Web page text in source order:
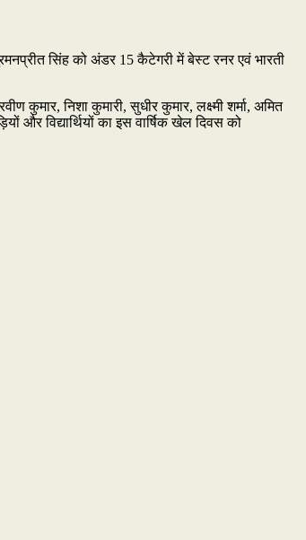
सिंह को अंडर 15 कैटेगरी में बेस्ट रनर एवं भारती
कुमार, निशा कुमारी, सुधीर कुमार, लक्ष्मी शर्मा, अमित
और विद्यार्थियों का इस वार्षिक खेल दिवस को